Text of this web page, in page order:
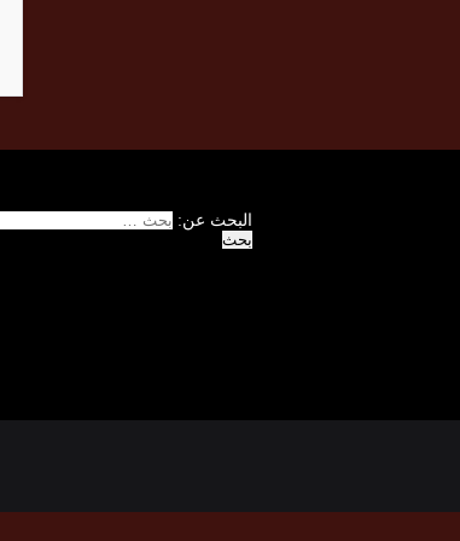
البحث عن: